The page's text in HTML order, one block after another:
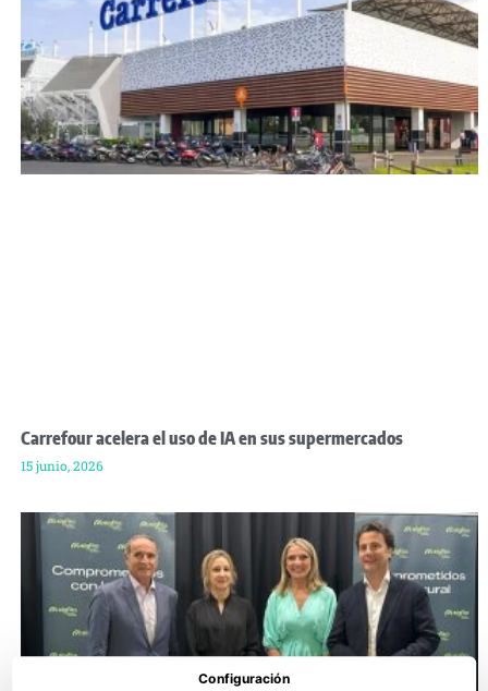
Carrefour acelera el uso de IA en sus supermercados
15 junio, 2026
Configuración